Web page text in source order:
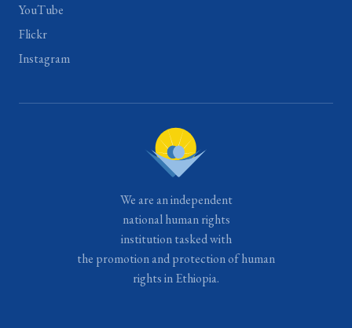
YouTube
Flickr
Instagram
We are an independent
national human rights
institution tasked with
the promotion and protection of human
rights in Ethiopia.